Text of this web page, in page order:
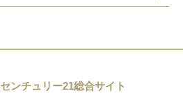
ンチュリー21総合サイト